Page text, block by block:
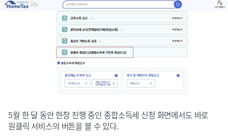
5월 한 달 동안 한창 진행 중인 종합소득세 신청 화면에서도 바로
원클릭 서비스의 버튼을 볼 수 있다.